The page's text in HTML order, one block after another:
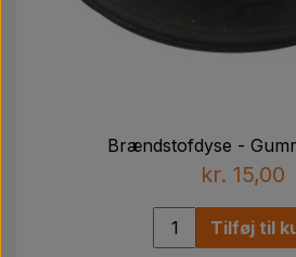
Brændstofdyse -
kr. 15,00
Tilføj til